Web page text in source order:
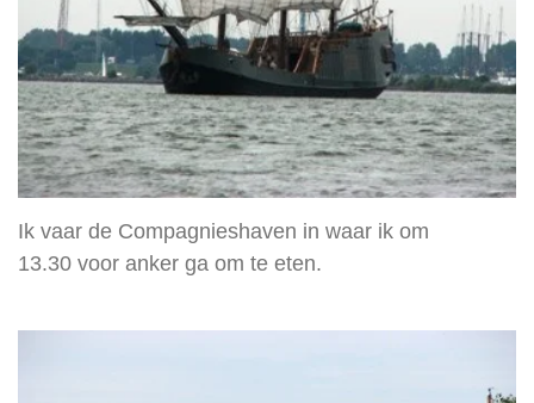
Ik vaar de Compagnieshaven in waar ik om
13.30 voor anker ga om te eten.